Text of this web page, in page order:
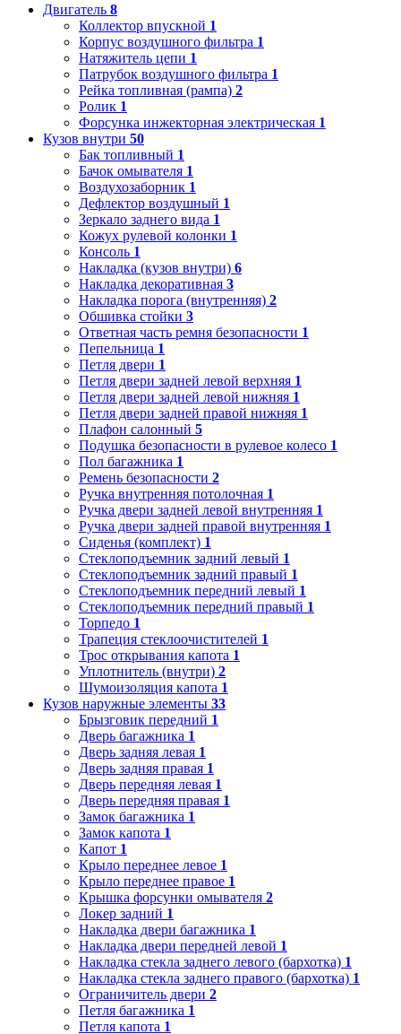
Двигатель 8
Коллектор впускной 1
Корпус воздушного фильтра 1
Натяжитель цепи 1
Патрубок воздушного фильтра 1
Рейка топливная (рампа) 2
Ролик 1
Форсунка инжекторная электрическая 1
Кузов внутри 50
Бак топливный 1
Бачок омывателя 1
Воздухозаборник 1
Дефлектор воздушный 1
Зеркало заднего вида 1
Кожух рулевой колонки 1
Консоль 1
Накладка (кузов внутри) 6
Накладка декоративная 3
Накладка порога (внутренняя) 2
Обшивка стойки 3
Ответная часть ремня безопасности 1
Пепельница 1
Петля двери 1
Петля двери задней левой верхняя 1
Петля двери задней левой нижняя 1
Петля двери задней правой нижняя 1
Плафон салонный 5
Подушка безопасности в рулевое колесо 1
Пол багажника 1
Ремень безопасности 2
Ручка внутренняя потолочная 1
Ручка двери задней левой внутренняя 1
Ручка двери задней правой внутренняя 1
Сиденья (комплект) 1
Стеклоподъемник задний левый 1
Стеклоподъемник задний правый 1
Стеклоподъемник передний левый 1
Стеклоподъемник передний правый 1
Торпедо 1
Трапеция стеклоочистителей 1
Трос открывания капота 1
Уплотнитель (внутри) 2
Шумоизоляция капота 1
Кузов наружные элементы 33
Брызговик передний 1
Дверь багажника 1
Дверь задняя левая 1
Дверь задняя правая 1
Дверь передняя левая 1
Дверь передняя правая 1
Замок багажника 1
Замок капота 1
Капот 1
Крыло переднее левое 1
Крыло переднее правое 1
Крышка форсунки омывателя 2
Локер задний 1
Накладка двери багажника 1
Накладка двери передней левой 1
Накладка стекла заднего левого (бархотка) 1
Накладка стекла заднего правого (бархотка) 1
Ограничитель двери 2
Петля багажника 1
Петля капота 1